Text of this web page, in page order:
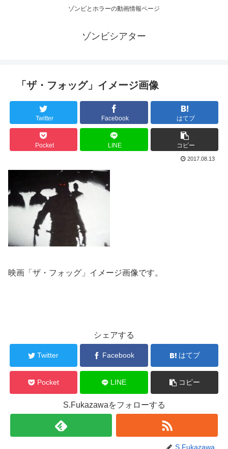
ゾンビとホラーの動画情報ページ
ゾンビシアター
「ザ・フォッグ」イメージ画像
Twitter Facebook はてブ
Pocket LINE コピー
2017.08.13
映画「ザ・フォッグ」イメージ画像です。
シェアする
Twitter Facebook はてブ
Pocket LINE コピー
S.Fukazawaをフォローする
S.Fukazawa